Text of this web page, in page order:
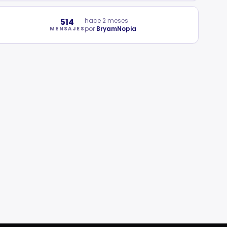
514
MENSAJES
hace 2 meses
por BryamNopia